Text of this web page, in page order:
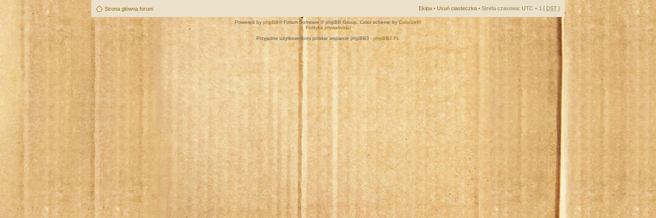
Strona główna forum Ekipa • Usuń ciasteczka • Strefa czasowa: UTC + 1 [ DST ]
Powered by phpBB® Forum Software © phpBB Group. Color scheme by ColorizeIt!
Polityka prywatności
Przyjazne użytkownikom polskie wsparcie phpBB3 - phpBB3.PL